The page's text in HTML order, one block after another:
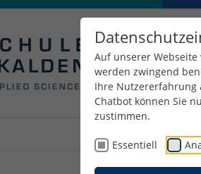
Auf unserer Webseite
werden zwingend
Ihre Nutzererfahrung
Chatbot können Sie
zustimmen.
Essentiell